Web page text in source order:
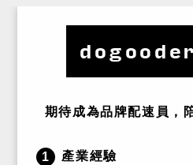
dogooder
期待成為品牌配速員，
1 產業經驗